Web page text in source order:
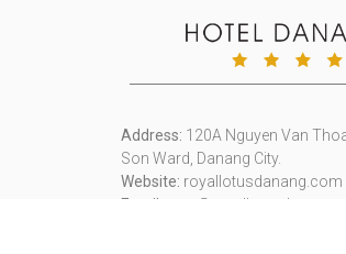
Address: 120A Nguyen Van
Son Ward, Danang City.
Website: royallotusdanang.com
Email: